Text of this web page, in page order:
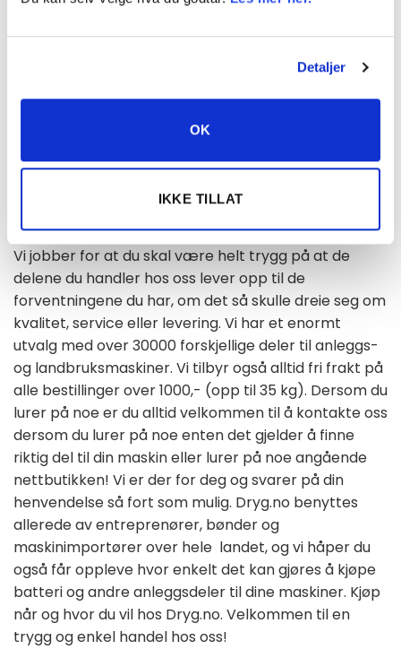
Detaljer
OK
IKKE TILLAT
anleggs- eller landbruksmaskin. Vi har et bredt
sortiment med kvalitetssikre batterier til gode priser.
skal velge kan du benytte deg av vår maskinvelger,
som enkelt filtrerer ut de produktene som passer til
Vi jobber for at du skal være helt trygg på at de
delene du handler hos oss lever opp til de
forventningene du har, om det så skulle dreie seg om
kvalitet, service eller levering. Vi har et enormt
utvalg med over 30000 forskjellige deler til anleggs-
og landbruksmaskiner. Vi tilbyr også alltid fri frakt på
alle bestillinger over 1000,- (opp til 35 kg). Dersom du
lurer på noe er du alltid velkommen til å kontakte oss
dersom du lurer på noe enten det gjelder å finne
riktig del til din maskin eller lurer på noe angående
nettbutikken! Vi er der for deg og svarer på din
henvendelse så fort som mulig. Dryg.no benyttes
allerede av entreprenører, bønder og
maskinimportører over hele landet, og vi håper du
også får oppleve hvor enkelt det kan gjøres å kjøpe
batteri og andre anleggsdeler til dine maskiner. Kjøp
når og hvor du vil hos Dryg.no. Velkommen til en
trygg og enkel handel hos oss!